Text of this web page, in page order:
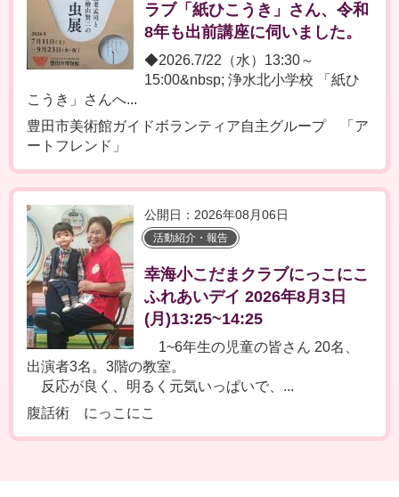
ラブ「紙ひこうき」さん、令和
8年も出前講座に伺いました。
◆2026.7/22（水）13:30～
15:00&nbsp; 浄水北小学校 「紙ひ
こうき」さんへ...
豊田市美術館ガイドボランティア自主グループ 「ア
ートフレンド」
公開日：2026年08月06日
活動紹介・報告
幸海小こだまクラブにっこにこ
ふれあいデイ 2026年8月3日
(月)13:25~14:25
1~6年生の児童の皆さん 20名、
出演者3名。3階の教室。
反応が良く、明るく元気いっぱいで、...
腹話術 にっこにこ